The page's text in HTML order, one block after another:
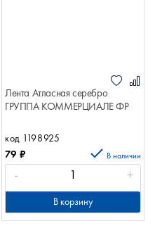
Лента Атласная серебро
ГРУППА КОММЕРЦИАЛЕ ФР
код 1198925
79 ₽ В наличии
- +
В корзину